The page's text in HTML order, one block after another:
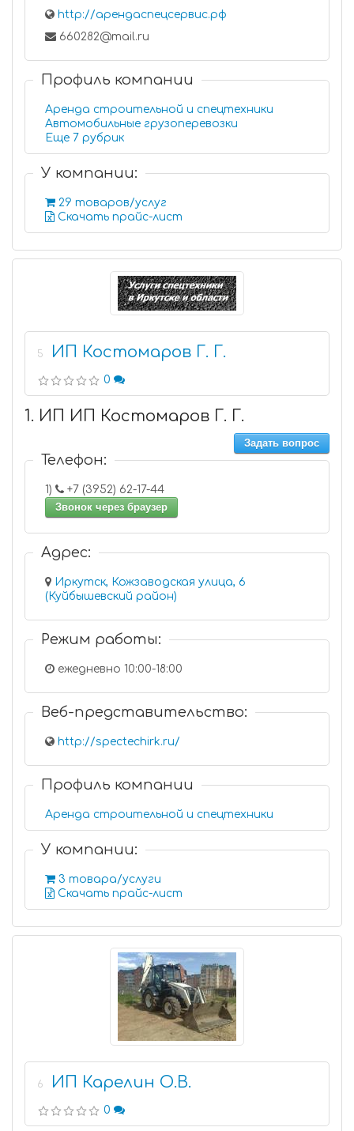
http://арендаспецсервис.рф
660282@mail.ru
Профиль компании
Аренда строительной и спецтехники
Автомобильные грузоперевозки
Еще 7 рубрик
У компании:
29 товаров/услуг
Скачать прайс-лист
5 ИП Костомаров Г. Г.
0
1. ИП ИП Костомаров Г. Г.
Задать вопрос
Телефон:
1)
+7 (3952) 62-17-44
Звонок через браузер
Адрес:
Иркутск, Кожзаводская улица, 6
(Куйбышевский район)
Режим работы:
ежедневно 10:00-18:00
Веб-представительство:
http://spectechirk.ru/
Профиль компании
Аренда строительной и спецтехники
У компании:
3 товара/услуги
Скачать прайс-лист
6 ИП Карелин О.В.
0